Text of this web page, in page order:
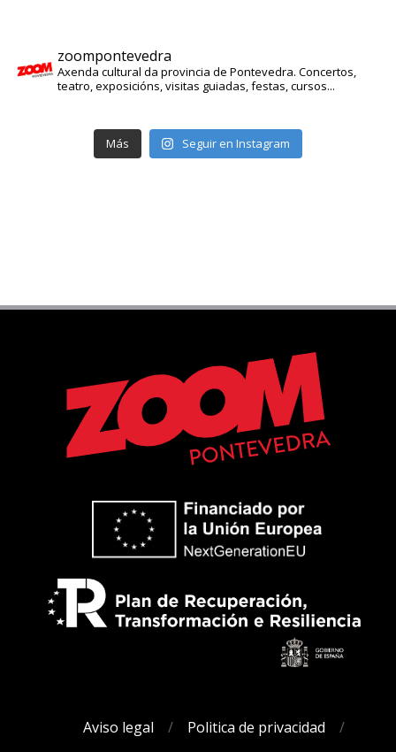
zoompontevedra
Axenda cultural da provincia de Pontevedra. Concertos,
teatro, exposicións, visitas guiadas, festas, cursos...
Más Seguir en Instagram
Aviso legal Politica de privacidad